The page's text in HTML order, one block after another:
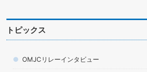
トピックス
OMJCリレーインタビュー